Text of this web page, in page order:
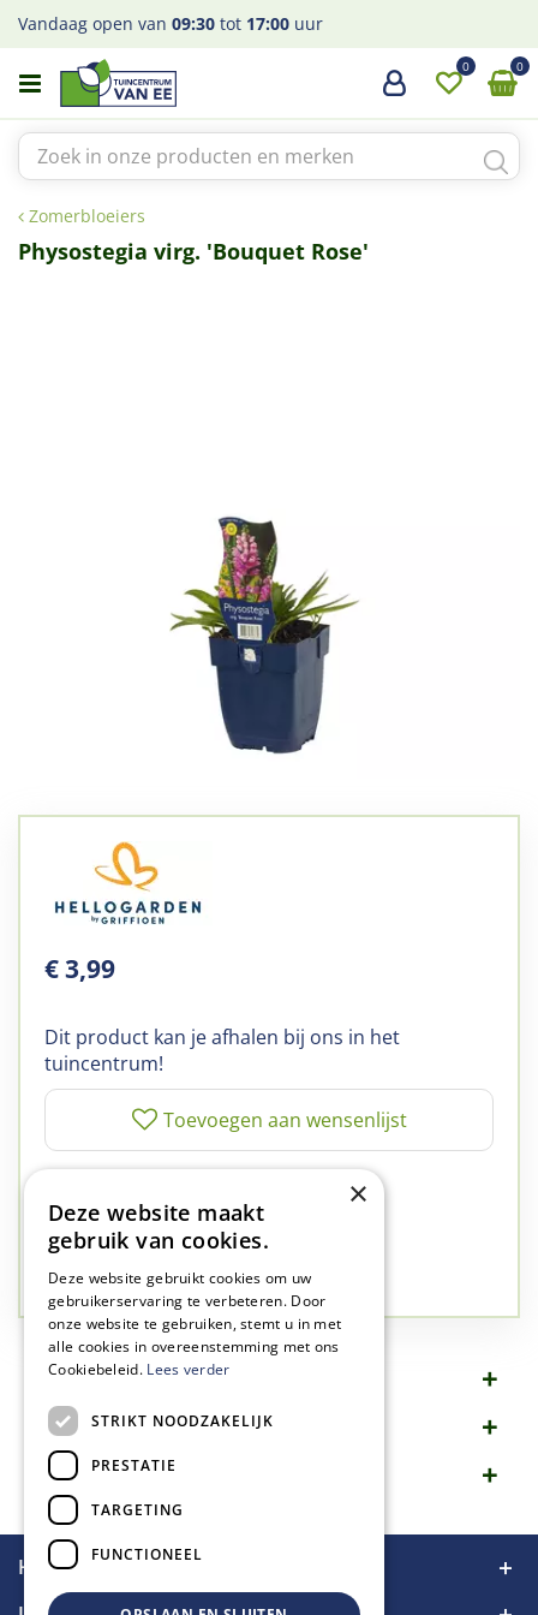
a
Zomerbloeiers
Vandaag open van 09:30 tot 17:00 uur
Physostegia virg. 'Bouquet Rose'
€3,99
Dit product kan je afhalen bij ons in het
tuincentrum!
✅A-kwaliteit service
✅77 jaar familie bedrijf
✅Groen, dat is wat we doen
Omschrijving
Specificaties
Merk
Handige links
×
Deze website maakt
gebruik van cookies.
Deze website gebruikt cookies om uw
gebruikerservaring te verbeteren. Door
onze website te gebruiken, stemt u in met
alle cookies in overeenstemming met ons
Cookiebeleid. Lees verder
STRIKT NOODZAKELIJK
PRESTATIE
TARGETING
FUNCTIONEEL